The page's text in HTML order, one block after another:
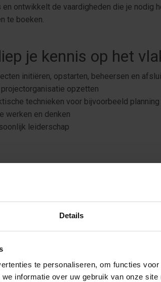
Details
te personaliseren, om functies
informatie over uw gebruik van onze
en ontwikkelt de vaardigheden die je
te boeken.
je kennis op het
initiëren, opstarten, beheersen en
projectorganisatie opzetten
technieken voor bijvoorbeeld
werken en denken
leiderschap
door docent John Rouwendaal.
en energie besparen en die bovendien
Het Projectprotocol biedt een praktische
projectmanagement voor iedereen